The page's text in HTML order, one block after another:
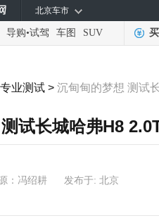
北京车市
导购•试驾 车图 SUV
专业测试 > 沉甸甸的梦想 测试
试长城哈弗H8
： 冯绍耕 发布于: 北京